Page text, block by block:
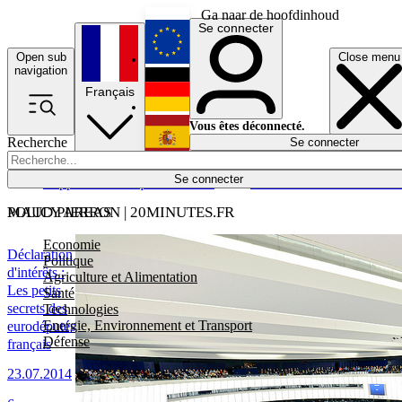
Ga naar de hoofdinhoud
Open sub
navigation
Close menu
Recherche
Se connecter
POLICY AREAS
Economie
Politique
Agriculture et Alimentation
Santé
Technologies
Energie, Environnement et Transport
Défense
Économie
Français
English
Deutsch
Español
Se connecter
Vous êtes déconnecté.
Se connecter
MAUD PIERRON | 20MINUTES.FR
Déclaration
d'intérêts :
Les petits
secrets des
eurodéputés
français
23.07.2014